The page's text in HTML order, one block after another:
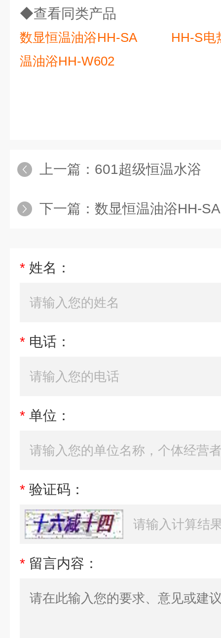
◆查看同类产品
数显恒温油浴HH-SA HH-S电
温油浴HH-W602
上一篇： 601超级恒温水浴
下一篇： 数显恒温油浴HH-SA
* 姓名：
* 电话：
* 单位：
* 验证码：
* 留言内容：